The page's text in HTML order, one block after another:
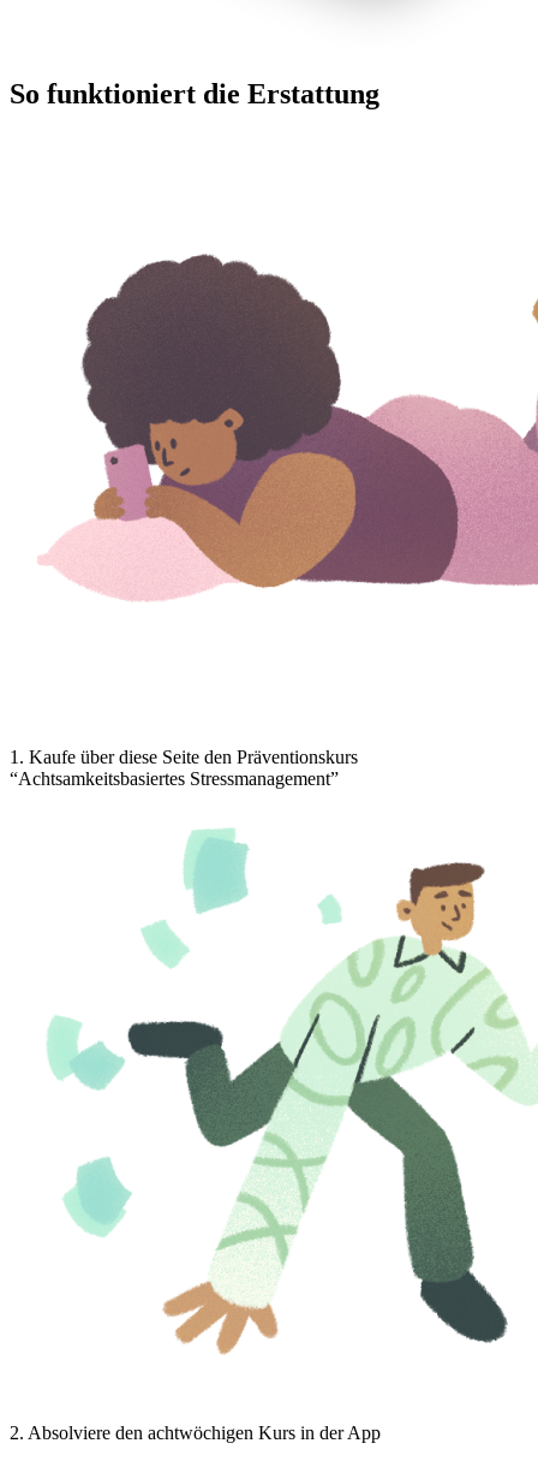
So funktioniert die Erstattung
1. Kaufe über diese Seite den Präventionskurs
“Achtsamkeitsbasiertes Stressmanagement”
2. Absolviere den achtwöchigen Kurs in der App